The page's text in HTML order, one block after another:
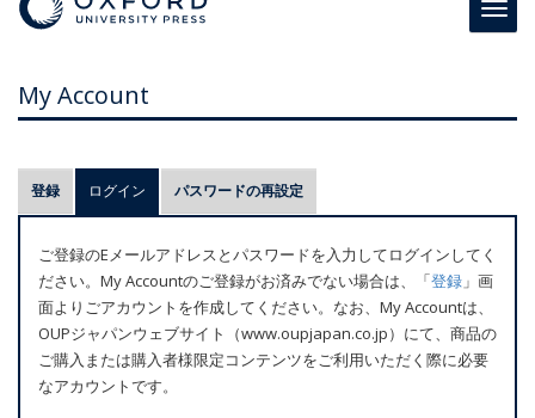
My Account
プ
ラ
マ
リ
ー
タ
ブ
登録 ログイン (アクティブなタブ)
パスワードの再設定
ご登録のEメールアドレスとパスワードを入力してログインしてく
ださい。My Accountのご登録がお済みでない場合は、「登録 」画
面よりごアカウントを作成してください。なお、My Accountは、
OUPジャパンウェブサイト（www.oupjapan.co.jp）にて、商品の
ご購入または購入者様限定コンテンツをご利用いただく際に必要
なアカウントです。